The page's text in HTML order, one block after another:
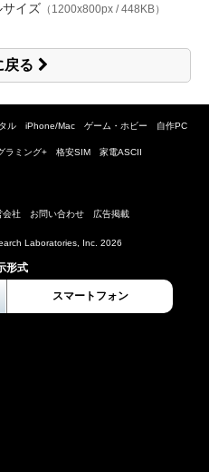
サイズ （1200x800px / 448KB）
戻る
ル iPhone/Mac ゲーム・ホビー 自作PC
ラミング+ 格安SIM 家電ASCII
会社 お問い合わせ 広告掲載
Laboratories, Inc. 2026
形式
スマートフォン